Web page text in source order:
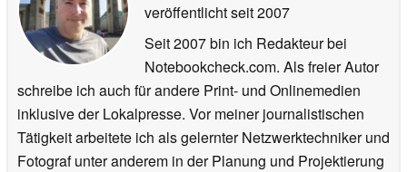
veröffentlichtseit 2007
Seit 2007 bin ich Redakteur bei
Notebookcheck.com. Als freier Autor
schreibe ich auch für andere Print- und Onlinemedien
inklusive der Lokalpresse. Vor meiner journalistischen
Tätigkeit arbeitete ich als gelernter Netzwerktechniker und
Fotograf unter anderem in der Planung und Projektierung